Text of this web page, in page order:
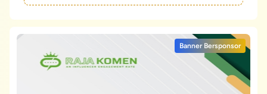
Banner Bersponsor